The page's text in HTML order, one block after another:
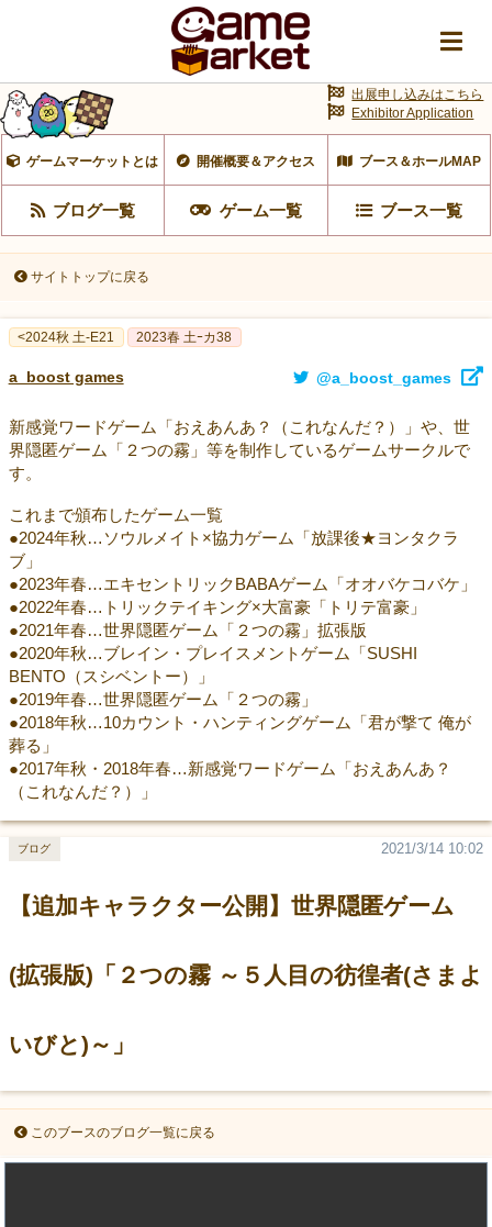
ゲームマーケットとは 開催概要＆アクセス ブース＆ホールMAP
ブログ一覧 ゲーム一覧 ブース一覧
出展申し込みはこちら
Exhibitor Application
サイトトップに戻る
<2024秋 土-E21 2023春 土ｰカ38
a_boost games @a_boost_games
新感覚ワードゲーム「おえあんあ？（これなんだ？）」や、世
界隠匿ゲーム「２つの霧」等を制作しているゲームサークルで
す。
これまで頒布したゲーム一覧
●2024年秋…ソウルメイト×協力ゲーム「放課後★ヨンタクラ
ブ」
●2023年春…エキセントリックBABAゲーム「オオバケコバケ」
●2022年春…トリックテイキング×大富豪「トリテ富豪」
●2021年春…世界隠匿ゲーム「２つの霧」拡張版
●2020年秋…ブレイン・プレイスメントゲーム「SUSHI
BENTO（スシベントー）」
●2019年春…世界隠匿ゲーム「２つの霧」
●2018年秋…10カウント・ハンティングゲーム「君が撃て 俺が
葬る」
●2017年秋・2018年春…新感覚ワードゲーム「おえあんあ？
（これなんだ？）」
【追加キャラクター公開】世界隠匿ゲーム
(拡張版)「２つの霧 ～５人目の彷徨者(さまよ
いびと)～」
2021/3/14 10:02
ブログ
このブースのブログ一覧に戻る